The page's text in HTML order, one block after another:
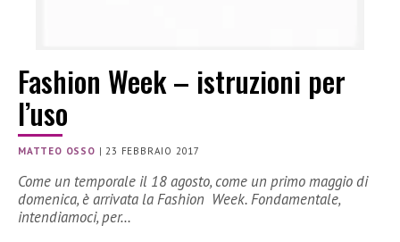
Fashion Week – istruzioni per
l’uso
MATTEO OSSO |23 FEBBRAIO 2017
Come un temporale il 18 agosto, come un primo maggio di
domenica, è arrivata la Fashion Week. Fondamentale,
intendiamoci, per…